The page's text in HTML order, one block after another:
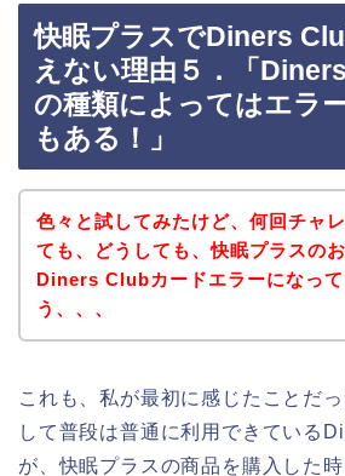
快眠プラスでDiners
えない理由５．「
の種類によってはエラ
もある！」
色々と試してみたけど、何回チャ
ても、どうしても、快眠プラスの
Diners Clubカードエラーになって
う、、、
これも、私が最初に感じたことだ
して普段は普通に利用できている
が、快眠プラスの商品を購入した